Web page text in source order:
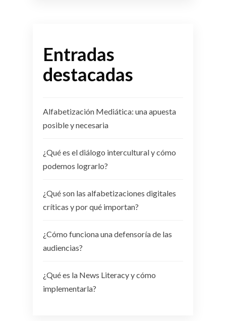
Entradas
destacadas
Alfabetización Mediática: una apuesta
posible y necesaria
¿Qué es el diálogo intercultural y cómo
podemos lograrlo?
¿Qué son las alfabetizaciones digitales
críticas y por qué importan?
¿Cómo funciona una defensoría de las
audiencias?
¿Qué es la News Literacy y cómo
implementarla?